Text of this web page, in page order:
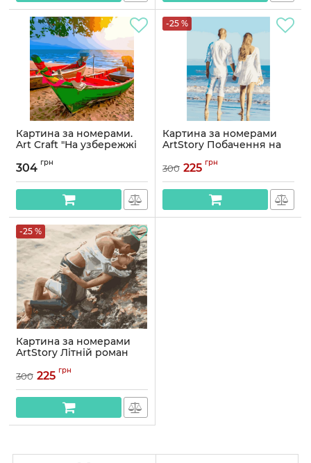
Картина за номерами.
Art Craft "На узбережжі
АС
Артикул:10515-AC
304 грн
-25 %
Картина за номерами
ArtStory Побачення на
Артикул:AS1050
300 225 грн
-25 %
Картина за номерами
ArtStory Літній роман
Артикул:AS1008
300 225 грн